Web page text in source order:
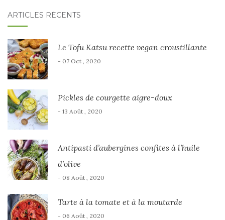
ARTICLES RÉCENTS
Le Tofu Katsu recette vegan croustillante
- 07 Oct , 2020
Pickles de courgette aigre-doux
- 13 Août , 2020
Antipasti d’aubergines confites à l’huile
d’olive
- 08 Août , 2020
Tarte à la tomate et à la moutarde
- 06 Août , 2020